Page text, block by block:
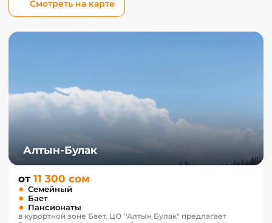
Смотреть на карте
Алтын-Булак
от 11 300 сом
Семейный
Бает
Пансионаты
в курортной зоне Бает. ЦО ''Алтын Булак" предлагает